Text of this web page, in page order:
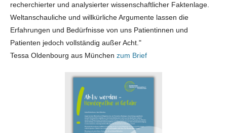
recherchierter und analysierter wissenschaftlicher Faktenlage.
Weltanschauliche und willkürliche Argumente lassen die
Erfahrungen und Bedürfnisse von uns Patientinnen und
Patienten jedoch vollständig außer Acht."
Tessa Oldenbourg aus München zum Brief